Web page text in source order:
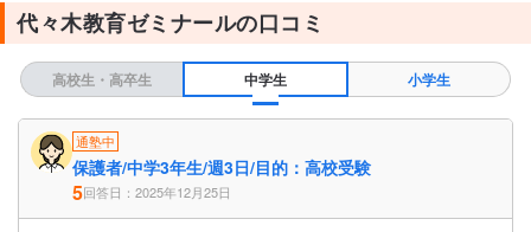
代々木教育ゼミナールの口コミ
高校生・高卒生 中学生 小学生
通塾中
保護者/中学3年生/週3日/目的：高校受験
5回答日：2025年12月25日